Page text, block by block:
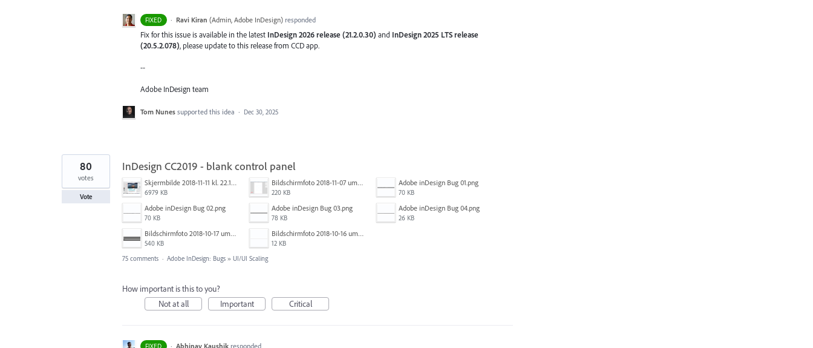
FIXED · Ravi Kiran (Admin, Adobe InDesign)responded
Fix for this issue is available in the latest InDesign 2026 release (21.2.0.30) and InDesign 2025 LTS release
(20.5.2.078), please update to this release from CCD app.
--
Adobe InDesign team
Tom Nunes supported this idea · Dec 30, 2025
InDesign CC2019 - blank control panel
Skjermbilde 2018-11-11 kl. 22.17.26.png
6979 KB
Bildschirmfoto 2018-11-07 um 10.32.05.png
220 KB
Adobe inDesign Bug 01.png
70 KB
Adobe inDesign Bug 02.png
70 KB
Adobe inDesign Bug 03.png
78 KB
Adobe inDesign Bug 04.png
26 KB
Bildschirmfoto 2018-10-17 um 10.24.01.png
540 KB
Bildschirmfoto 2018-10-16 um 13.59.04.png
12 KB
80
votes
Vote
75 comments · Adobe InDesign: Bugs » UI/UI Scaling
How important is this to you?
Not at all
Important Critical
FIXED · Abhinav Kaushik responded